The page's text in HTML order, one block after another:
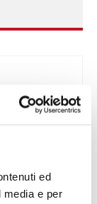
ed
media e per